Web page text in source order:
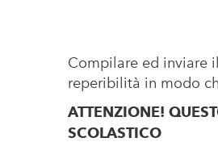
Compilare ed inviare
reperibilità in modo
ATTENZIONE!
SCOLASTICO